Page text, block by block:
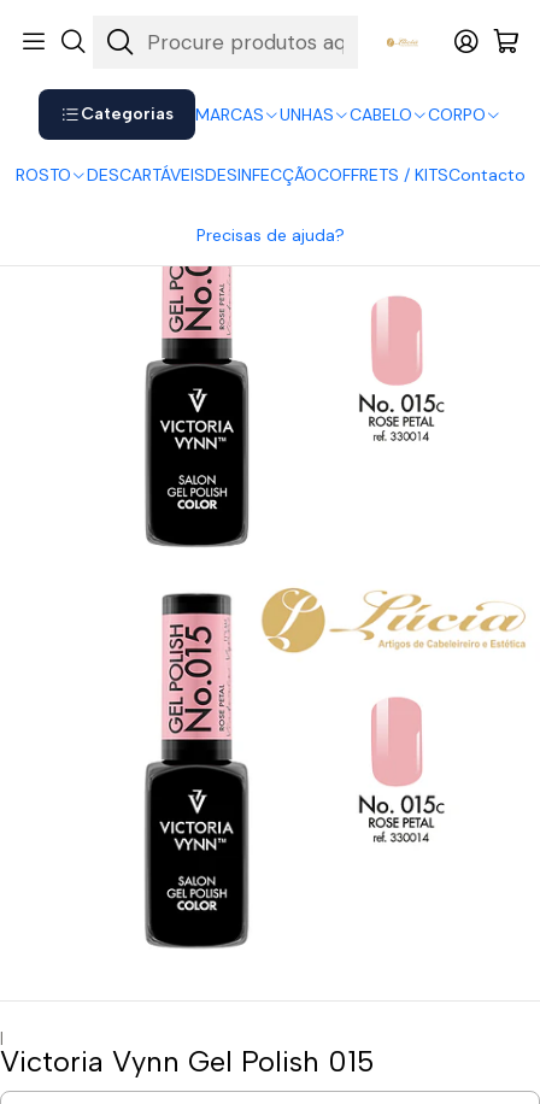
Categorias MARCAS UNHAS CABELO CORPO
ROSTO DESCARTÁVEISDESINFECÇÃOCOFFRETS / KITSContacto
Precisas de ajuda?
Shop now. Pay later with Klarna.
Victoria Vynn Gel Polish 015
|
Victoria Vynn Gel Polish 015